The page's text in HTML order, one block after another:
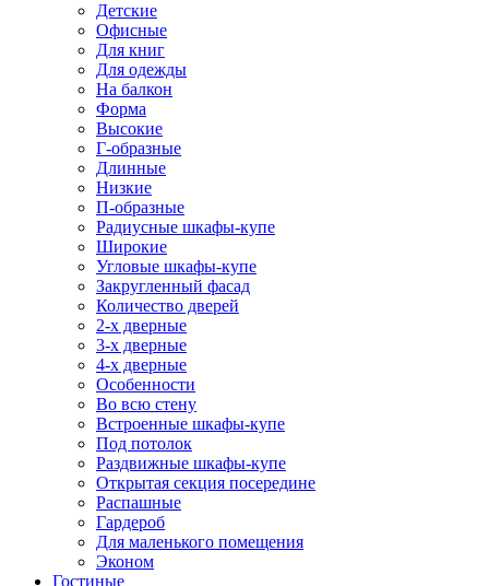
Детские
Офисные
Для книг
Для одежды
На балкон
Форма
Высокие
Г-образные
Длинные
Низкие
П-образные
Радиусные шкафы-купе
Широкие
Угловые шкафы-купе
Закругленный фасад
Количество дверей
2-х дверные
3-х дверные
4-х дверные
Особенности
Во всю стену
Встроенные шкафы-купе
Под потолок
Раздвижные шкафы-купе
Открытая секция посередине
Распашные
Гардероб
Для маленького помещения
Эконом
Гостиные